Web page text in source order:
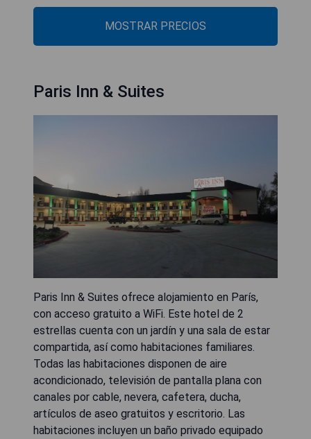
MOSTRAR PRECIOS
Paris Inn & Suites
Paris Inn & Suites ofrece alojamiento en París,
con acceso gratuito a WiFi. Este hotel de 2
estrellas cuenta con un jardín y una sala de estar
compartida, así como habitaciones familiares.
Todas las habitaciones disponen de aire
acondicionado, televisión de pantalla plana con
canales por cable, nevera, cafetera, ducha,
artículos de aseo gratuitos y escritorio. Las
habitaciones incluyen un baño privado equipado